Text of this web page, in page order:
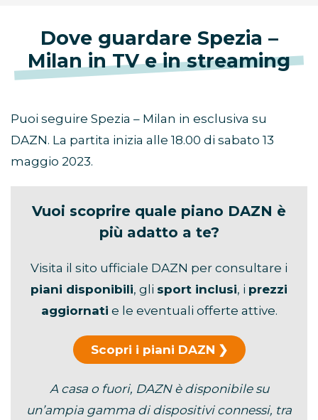
Dove guardare Spezia –
Milan in TV e in streaming
Puoi seguire Spezia – Milan in esclusiva su
DAZN. La partita inizia alle 18.00 di sabato 13
maggio 2023.
Vuoi scoprire quale piano DAZN è
più adatto a te?
Visita il sito ufficiale DAZN per consultare i
piani disponibili, gli sport inclusi, i prezzi
aggiornati e le eventuali offerte attive.
Scopri i piani DAZN
A casa o fuori, DAZN è disponibile su
un’ampia gamma di dispositivi connessi, tra